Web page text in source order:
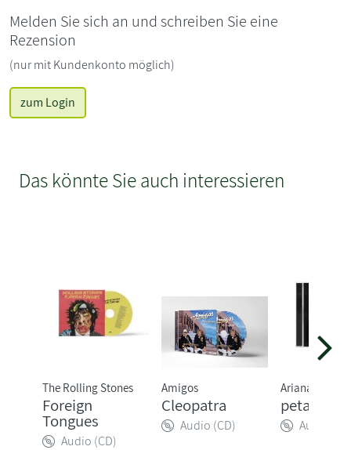
Melden Sie sich an und schreiben Sie eine
Rezension
(nur mit Kundenkonto möglich)
zum Login
Das könnte Sie auch interessieren
The Rolling Stones
Foreign
Tongues
Audio (CD)
Amigos
Cleopatra
Audio (CD)
Ariana Grande
petal
Audio